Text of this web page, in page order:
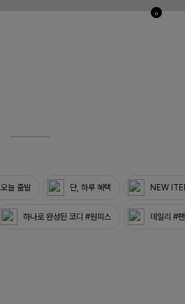
0
오늘 출발 단, 하루 혜택 NEW
하나로 완성된 코디 #원피스 데일리 #